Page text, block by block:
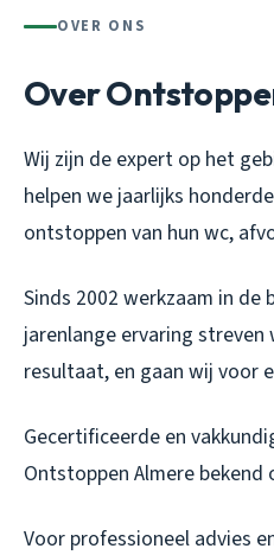
OVER ONS
Over
Wij zijn de expert op het
helpen we jaarlijks
ontstoppen van hun wc,
Sinds 2002 werkzaam in de
jarenlange ervaring
resultaat, en gaan wij voor
Gecertificeerde en
Ontstoppen Almere bekend
Voor professioneel advies